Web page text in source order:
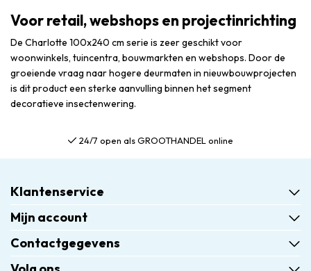
Voor retail, webshops en projectinrichting
De Charlotte 100x240 cm serie is zeer geschikt voor
woonwinkels, tuincentra, bouwmarkten en webshops. Door de
groeiende vraag naar hogere deurmaten in nieuwbouwprojecten
is dit product een sterke aanvulling binnen het segment
decoratieve insectenwering.
24/7 open als GROOTHANDEL online
Klantenservice
Mijn account
Contactgegevens